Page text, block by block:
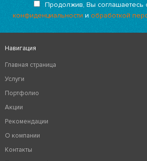
Продолжив, Вы соглашаетесь
конфиденциальности и обработкой
Навигация
Главная страница
Услуги
Портфолио
Акции
Рекомендации
О компании
Контакты